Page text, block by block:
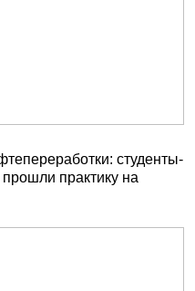
студенты-
практику на